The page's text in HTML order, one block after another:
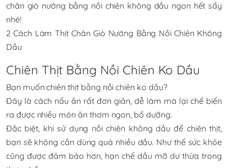
chân giò nướng bằng nồi chiên không dầu ngon hết sẩy
nhé!
2 Cách Làm Thịt Chân Giò Nướng Bằng Nồi Chiên Không
Dầu
Chiên Thịt Bằng Nồi Chiên Ko Dầu
Bạn muốn chiên thịt bằng nồi chiên ko dầu?
Đây là cách nấu ăn rất đơn giản, dễ làm mà lại chế biến
ra được nhiều món ăn thơm ngon, bổ dưỡng.
Đặc biệt, khi sử dụng nồi chiên không dầu để chiên thịt,
bạn sẽ không cần dùng quá nhiều dầu. Như thế sức khỏe
cũng được đảm bảo hơn, hạn chế dầu mỡ dư thừa trong